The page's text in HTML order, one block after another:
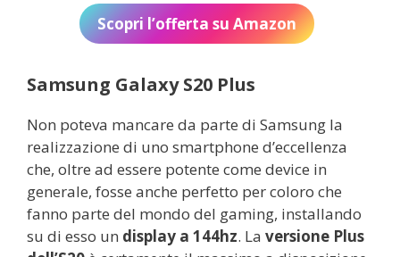
Scopri l’offerta su Amazon
Samsung Galaxy S20 Plus
Non poteva mancare da parte di Samsung la
realizzazione di uno smartphone d’eccellenza
che, oltre ad essere potente come device in
generale, fosse anche perfetto per coloro che
fanno parte del mondo del gaming, installando
su di esso un display a 144hz. La versione Plus